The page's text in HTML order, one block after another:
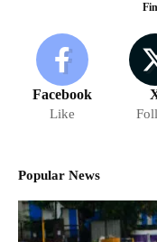
Facebook
Like
Popular News